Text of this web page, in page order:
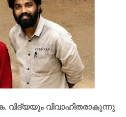
വിദ്യയും വിവാഹിതരാകുന്നു